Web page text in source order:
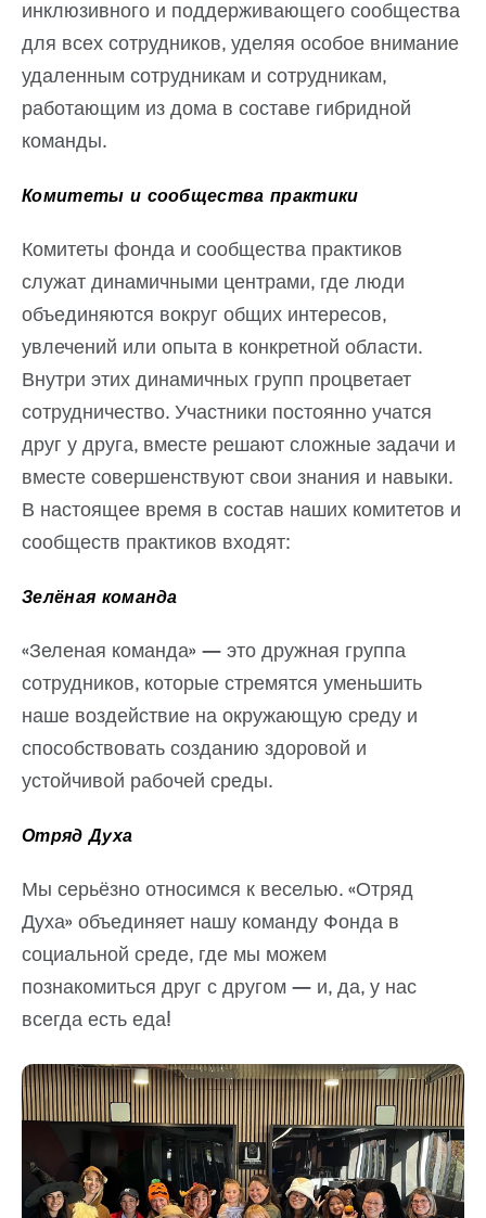
инклюзивного и поддерживающего сообщества
для всех сотрудников, уделяя особое внимание
удаленным сотрудникам и сотрудникам,
работающим из дома в составе гибридной
команды.
Комитеты и сообщества практики
Комитеты фонда и сообщества практиков
служат динамичными центрами, где люди
объединяются вокруг общих интересов,
увлечений или опыта в конкретной области.
Внутри этих динамичных групп процветает
сотрудничество. Участники постоянно учатся
друг у друга, вместе решают сложные задачи и
вместе совершенствуют свои знания и навыки.
В настоящее время в состав наших комитетов и
сообществ практиков входят:
Зелёная команда
«Зеленая команда» — это дружная группа
сотрудников, которые стремятся уменьшить
наше воздействие на окружающую среду и
способствовать созданию здоровой и
устойчивой рабочей среды.
Отряд Духа
Мы серьёзно относимся к веселью. «Отряд
Духа» объединяет нашу команду Фонда в
социальной среде, где мы можем
познакомиться друг с другом — и, да, у нас
всегда есть еда!